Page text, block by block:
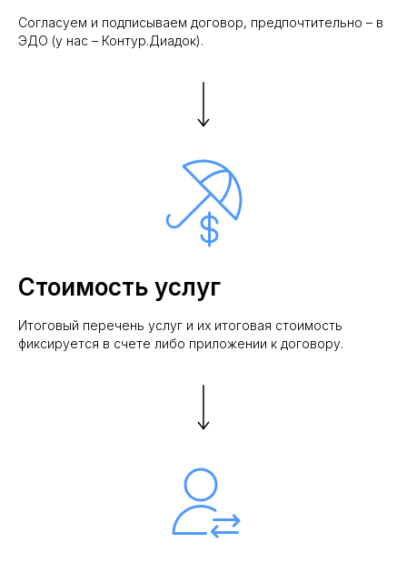
Согласуем и подписываем договор, предпочтительно – в
ЭДО (у нас – Контур.Диадок).
Стоимость услуг
Итоговый перечень услуг и их итоговая стоимость
фиксируется в счете либо приложении к договору.